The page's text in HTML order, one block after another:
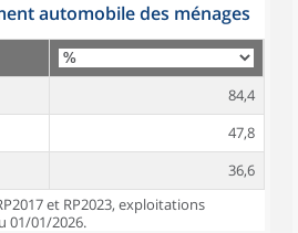
automobile des ménages
84,4
47,8
36,6
et RP2023, exploitations
01/01/2026.